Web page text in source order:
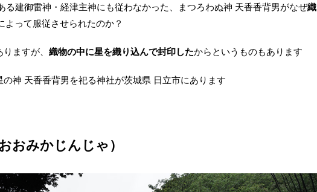
る建御雷神・経津主神にも従わなかった、まつろわぬ神 天香香背男がなぜ織
よって服従させられたのか？
ますが、 織物の中に星を織り込んで封印したからというものもあります
の神 天香香背男を祀る神社が茨城県 日立市にあります
おおみかじんじゃ）